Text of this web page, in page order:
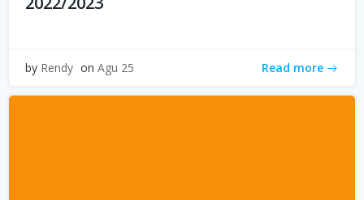
by Rendy on Agu 25 Read more